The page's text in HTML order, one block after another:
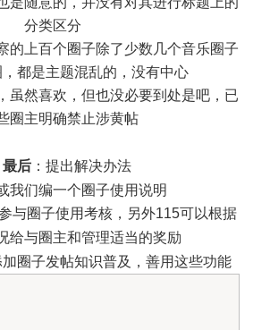
分类区分
的上百个圈子除了少数几个音乐圈子
都是主题混乱的，没有中心
虽然喜欢，但也没必要到处是吧，已
圈主明确禁止涉黄帖
最后 ：提出解决办法
我们编一个圈子使用说明
与圈子使用考核，另外115可以根据
给与圈主和管理适当的奖励
圈子发帖知识普及，善用这些功能